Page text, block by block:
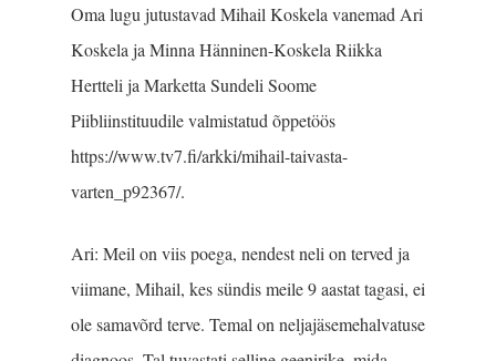
Oma lugu jutustavad Mihail Koskela vanemad Ari
Koskela ja Minna Hänninen-Koskela Riikka
Hertteli ja Marketta Sundeli Soome
Piibliinstituudile valmistatud õppetöös
https://www.tv7.fi/arkki/mihail-taivasta-
varten_p92367/.
Ari: Meil on viis poega, nendest neli on terved ja
viimane, Mihail, kes sündis meile 9 aastat tagasi, ei
ole samavõrd terve. Temal on neljajäsemehalvatuse